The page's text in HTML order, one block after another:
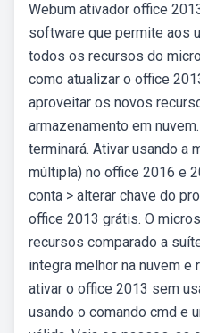
Webum ativador office
software que permite aos
todos os recursos do
como atualizar o office
aproveitar os novos
armazenamento em
terminará. Ativar usando a
múltipla) no office 2016 e
conta > alterar chave do
office 2013 grátis. O
recursos comparado a
integra melhor na nuvem e
ativar o office 2013 sem
usando o comando cmd e